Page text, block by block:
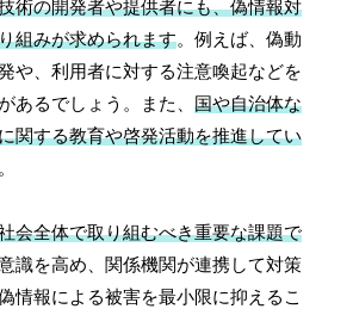
術の開発者や提供者にも、偽情報対
組みが求められます。例えば、偽動
や、利用者に対する注意喚起などを
あるでしょう。また、国や自治体な
関する教育や啓発活動を推進してい
。
会全体で取り組むべき重要な課題で
識を高め、関係機関が連携して対策
情報による被害を最小限に抑えるこ